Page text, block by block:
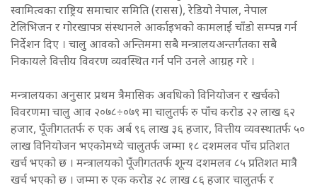
स्वामित्वका राष्ट्रिय समाचार समिति (रासस), रेडियो नेपाल, नेपाल
टेलिभिजन र गोरखापत्र संस्थानले आर्काइभको कामलाई चाँडो सम्पन्न गर्न
निर्देशन दिए । चालु आवको अन्तिममा सबै मन्त्रालयअन्तर्गतका सबै
निकायले वित्तीय विवरण व्यवस्थित गर्न पनि उनले आग्रह गरे ।
मन्त्रालयका अनुसार प्रथम त्रैमासिक अवधिको विनियोजन र खर्चको
विवरणमा चालु आव २०७८÷०७९ मा चालुतर्फ रु पाँच करोड २२ लाख ६२
हजार, पूँजीगततर्फ रु एक अर्ब ९६ लाख ३६ हजार, वित्तीय व्यवस्थातर्फ ५०
लाख विनियोजन भएकोमध्ये चालुतर्फ जम्मा १८ दशमलव पाँच प्रतिशत
खर्च भएको छ । मन्त्रालयको पूँजीगततर्फ शून्य दशमलव ८५ प्रतिशत मात्रै
खर्च भएको छ । जम्मा रु एक करोड २८ लाख ८६ हजार चालुतर्फ र